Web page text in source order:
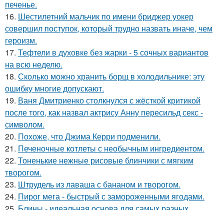
печенье.
16. Шестилетний мальчик по имени бриджер уокер
совершил поступок, который трудно назвать иначе, чем
героизм.
17. Тефтели в духовке без жарки - 5 сочных вариантов
на всю неделю.
18. Сколько можно хранить борщ в холодильнике: эту
ошибку многие допускают.
19. Ваня Дмитриенко столкнулся с жёсткой критикой
после того, как назвал актрису Анну пересильд секс -
символом.
20. Похоже, что Джима Керри подменили.
21. Печеночные котлеты с необычным ингредиентом.
22. Тоненькие нежные рисовые блинчики с мягким
творогом.
23. Штрудель из лаваша с бананом и творогом.
24. Пирог мега - быстрый с замороженными ягодами.